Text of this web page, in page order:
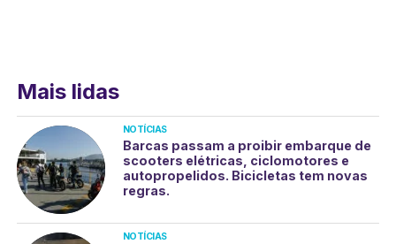
Mais lidas
NOTÍCIAS
Barcas passam a proibir embarque de
scooters elétricas, ciclomotores e
autopropelidos. Bicicletas tem novas
regras.
NOTÍCIAS